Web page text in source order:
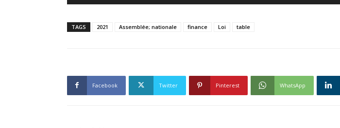
TAGS 2021 Assemblée; nationale finance Loi table
Facebook Twitter Pinterest WhatsApp